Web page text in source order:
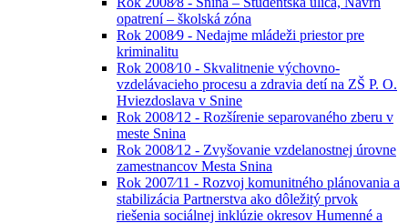
opatrení – školská zóna
Rok 2008⁄9 - Nedajme mládeži priestor pre
kriminalitu
Rok 2008⁄10 - Skvalitnenie výchovno-
vzdelávacieho procesu a zdravia detí na ZŠ P. O.
Hviezdoslava v Snine
Rok 2008⁄12 - Rozšírenie separovaného zberu v
meste Snina
Rok 2008⁄12 - Zvyšovanie vzdelanostnej úrovne
zamestnancov Mesta Snina
Rok 2007⁄11 - Rozvoj komunitného plánovania a
stabilizácia Partnerstva ako dôležitý prvok
riešenia sociálnej inklúzie okresov Humenné a